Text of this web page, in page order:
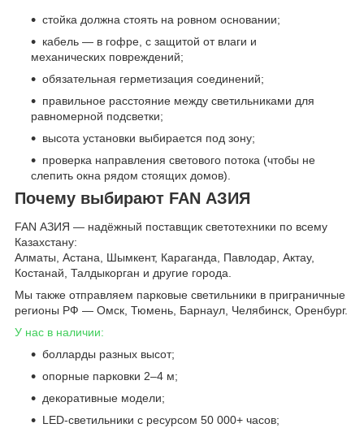
стойка должна стоять на ровном основании;
кабель — в гофре, с защитой от влаги и
механических повреждений;
обязательная герметизация соединений;
правильное расстояние между светильниками для
равномерной подсветки;
высота установки выбирается под зону;
проверка направления светового потока (чтобы не
слепить окна рядом стоящих домов).
Почему выбирают FAN АЗИЯ
FAN АЗИЯ — надёжный поставщик светотехники по всему
Казахстану:
Алматы, Астана, Шымкент, Караганда, Павлодар, Актау,
Костанай, Талдыкорган и другие города.
Мы также отправляем парковые светильники в приграничные
регионы РФ — Омск, Тюмень, Барнаул, Челябинск, Оренбург.
У нас в наличии:
болларды разных высот;
опорные парковки 2–4 м;
декоративные модели;
LED-светильники с ресурсом 50 000+ часов;